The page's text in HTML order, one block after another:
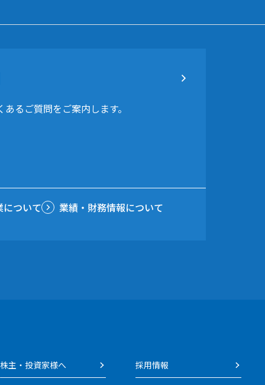
るご質問をご案内します。
について
業績・財務情報について
株主・投資家様へ 採用情報